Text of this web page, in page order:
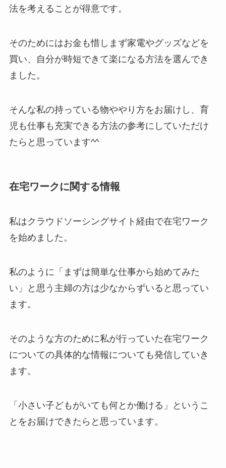
法を考えることが得意です。
そのためにはお金も惜しまず家電やグッズなどを
買い、自分が時短できて楽になる方法を選んでき
ました。
そんな私の持っている物ややり方をお届けし、育
児も仕事も充実できる方法の参考にしていただけ
たらと思っています^^
在宅ワークに関する情報
私はクラウドソーシングサイト経由で在宅ワーク
を始めました。
私のように「まずは簡単な仕事から始めてみた
い」と思う主婦の方は少なからずいると思ってい
ます。
そのような方のために私が行っていた在宅ワーク
についての具体的な情報についても発信していき
ます。
「小さい子どもがいても何とか働ける」というこ
とをお届けできたらと思っています。